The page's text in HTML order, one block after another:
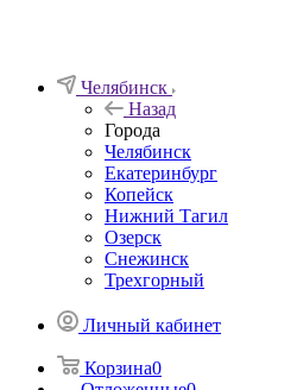
Челябинск
Назад
Города
Челябинск
Екатеринбург
Копейск
Нижний Тагил
Озерск
Снежинск
Трехгорный
Личный кабинет
Корзина0